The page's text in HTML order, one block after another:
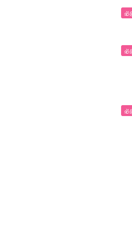
必
必
必